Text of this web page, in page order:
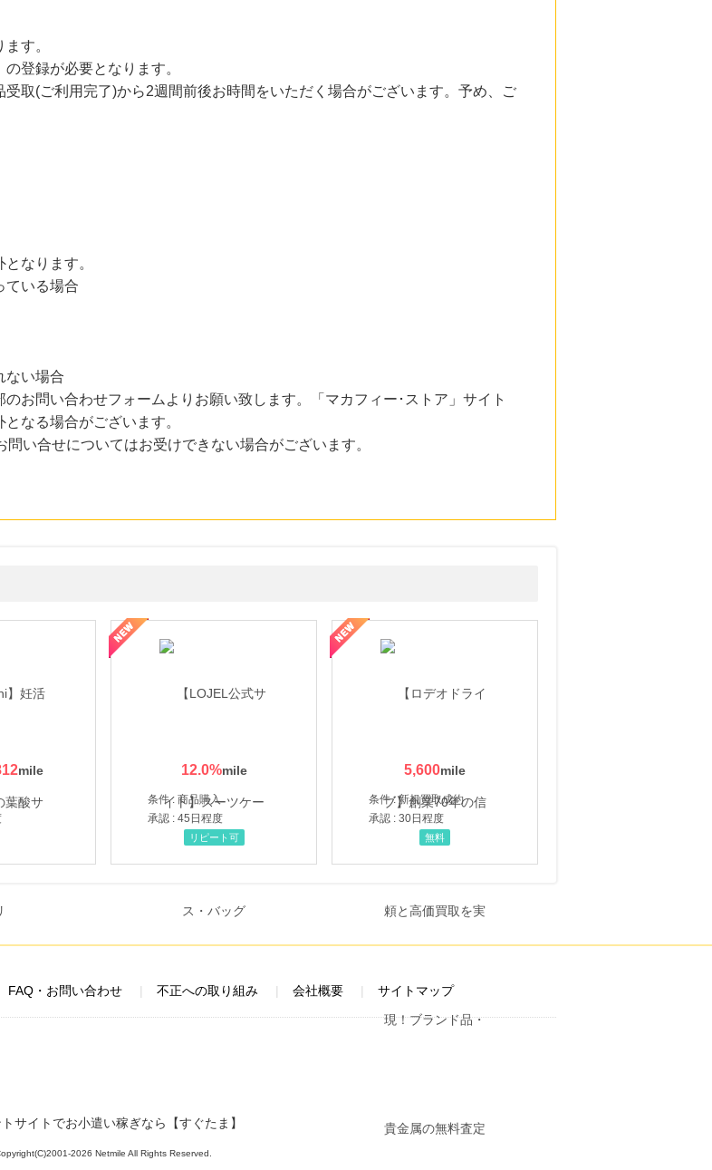
す。
登録が必要となります。
取(ご利用完了)から2週間前後お時間をいただく場合がございます。予め、ご
なります。
ている場合
ない場合
お問い合わせフォームよりお願い致します。「マカフィー･ストア」サイト
なる場合がございます。
い合せについてはお受けできない場合がございます。
12.0%
条件 : 商品購入
承認 : 45日程度
リピート可
5,600
条件 : 新規買取成約
承認 : 30日程度
実現！ブランド品・貴金属の無料査定
無料
FAQ・お問い合わせ 不正への取り組み 会社概要 サイトマップ
サイトでお小遣い稼ぎなら【すぐたま】
2026 Netmile All Rights Reserved.